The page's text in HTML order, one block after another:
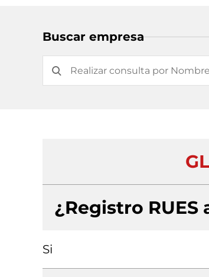
Buscar empresa
¿Registro RUES
Si